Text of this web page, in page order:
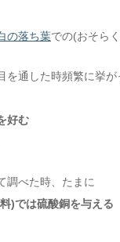
の落ち葉での(おそら
を通した時頻繁に挙が
好む
調べた時、たまに
)では硫酸銅を与える